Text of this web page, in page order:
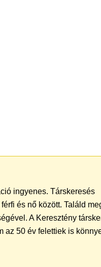
ingyenes. Társkeresés
és nő között. Találd
A Keresztény
az 50 év felettiek is